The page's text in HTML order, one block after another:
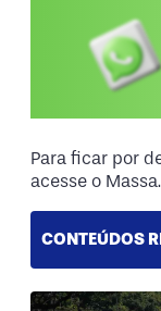
Para ficar por
acesse o
CONTEÚDOS